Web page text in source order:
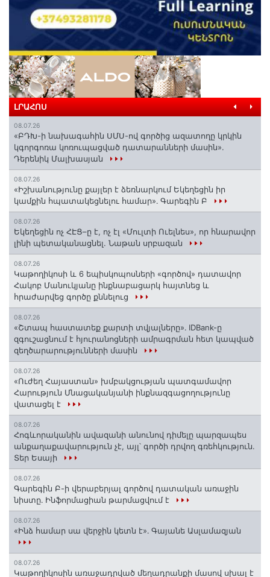
ԼՐԱՀՈՍ
08.07.26
«ԲԴԽ-ի նախագահին ՍՄՍ-ով գործից ազատողը կրկին
կգորգոռա կոռուպացված դատարանների մասին».
Դերենիկ Մալխասյան
08.07.26
«Իշխանությունը քայլեր է ձեռնարկում Եկեղեցին իր
կամքին հպատակեցնելու համար»․ Գարեգին Բ
08.07.26
Եկեղեցին ոչ ՀԷՑ–ը է, ոչ էլ «Մուլտի Ուելնես», որ հնարավոր
լինի պետականացնել. Նաթան սրբազան
08.07.26
️Կաթողիկոսի և 6 եպիսկոպոսների «գործով» դատավոր
Հակոբ Մանուկյանը ինքնաբացարկ հայտնեց և
հրաժարվեց գործը քննելուց
08.07.26
«Շտապ հաստատեք քարտի տվյալները»․ IDBank-ը
զգուշացնում է հյուրանոցների ամրագրման հետ կապված
զեղծարարությունների մասին
08.07.26
«Ուժեղ Հայաստան» խմբակցության պատգամավոր
Հարություն Մնացականյանի ինքնազգացողությունը
վատացել է
08.07.26
Հոգևորականին ավազանի անունով դիմելը պարզապես
անքաղաքավարություն չէ, այլ՝ գործի դրվող գռեհկություն.
Տեր Եսայի
08.07.26
Գարեգին Բ-ի վերաբերյալ գործով դատական առաջին
նիստը․ Ինֆորմացիան թարմացվում է
08.07.26
«Ինձ համար սա վերջին կետն է»․ Գայանե Ասլամազյան
08.07.26
Կաթողիկոսին առաջադրված մեղադրանքի մասով սխալ է